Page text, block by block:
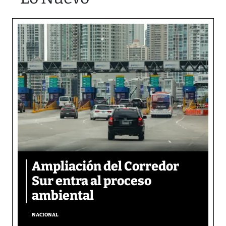
Ampliación del Corredor
Sur entra al proceso
ambiental
NACIONAL